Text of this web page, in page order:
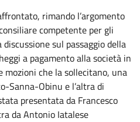
rimando l’argomento
competente per gli
sul passaggio della
a pagamento alla società in
mozioni che la sollecitano, una
Sanna-Obinu e l’altra di
presentata da Francesco
da Antonio Iatalese